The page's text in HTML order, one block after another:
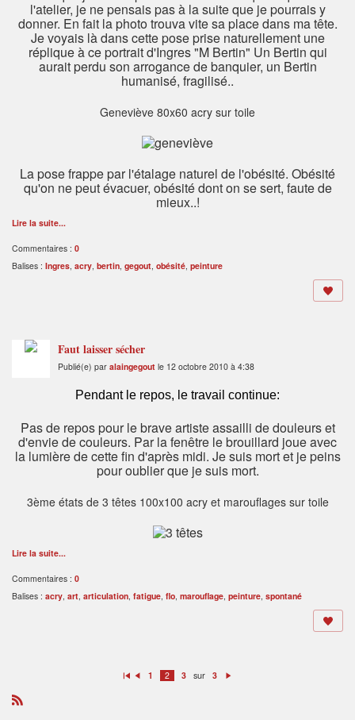
l'atelier, je ne pensais pas à la suite que je pourrais y
donner. En fait la photo trouva vite sa place dans ma tête.
Je voyais là dans cette pose prise naturellement une
réplique à ce portrait d'Ingres "M Bertin" Un Bertin qui
aurait perdu son arrogance de banquier, un Bertin
humanisé, fragilisé..
Geneviève 80x60 acry sur toile
La pose frappe par l'étalage naturel de l'obésité. Obésité
qu'on ne peut évacuer, obésité dont on se sert, faute de
mieux..!
Lire la suite...
Commentaires : 0
Balises : Ingres, acry, bertin, gegout, obésité, peinture
Faut laisser sécher
Publié(e) par alaingegout le 12 octobre 2010 à 4:38
Pendant le repos, le travail continue:
Pas de repos pour le brave artiste assailli de douleurs et
d'envie de couleurs. Par la fenêtre le brouillard joue avec
la lumière de cette fin d'après midi. Je suis mort et je peins
pour oublier que je suis mort.
3ème états de 3 têtes 100x100 acry et marouflages sur toile
Lire la suite...
Commentaires : 0
Balises : acry, art, articulation, fatigue, flo, marouflage, peinture, spontané
1 2 3 sur 3
R